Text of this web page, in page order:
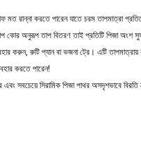
রান্না করতে পারেন যাতে চরম তাপমাত্রা
কোর অনুরূপ তাপ বিতরণ তাই প্রতিটি পিজা অংশ
করুন, রুটি প্যান বা ভজনা ট্রে। এটি
করতে পারেন!
সবচেয়ে সিরামিক পিজা পাথর অসদৃশভাবে বিরতি